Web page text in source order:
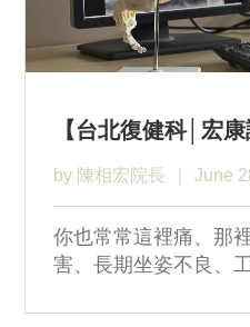
【台北復健科│宏
by 陳相宏院長 June
你也常常這裡痛、那
害、長期坐姿不良、